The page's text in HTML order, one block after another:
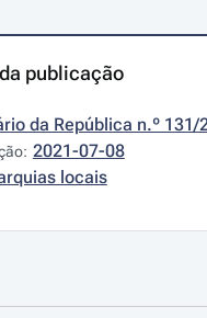
publicação
da República n.º
2021-07-08
locais